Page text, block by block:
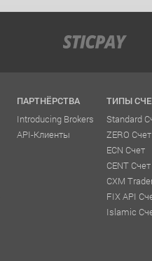
ПАРТНЁРСТВА
Introducing Brokers
API-Клиенты
ТИПЫ
Standard
ZERO Счет
ECN Счет
CENT Счет
CXM
FIX API
Islamic